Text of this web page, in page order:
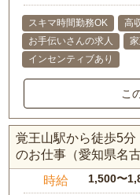
スキマ時間勤務OK 高
お手伝いさんの求人
インセンティブあり
こ
覚王山駅から徒歩5
のお仕事（愛知県名
時給 1,500〜